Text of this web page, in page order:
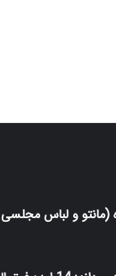
مشکی ساده با 22 ایده (مانتو و لباس مجلسی